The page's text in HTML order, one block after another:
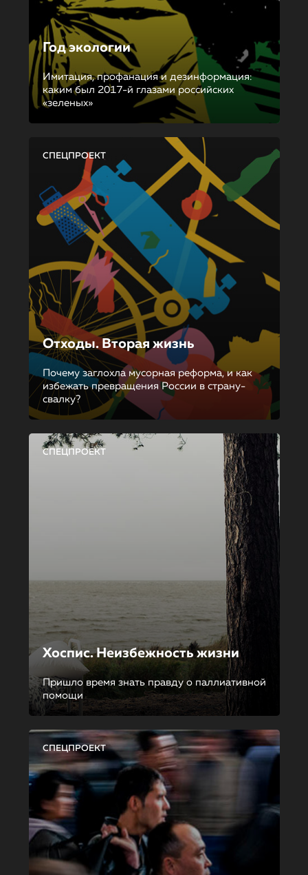
Год экологии
Имитация, профанация и дезинформация:
каким был 2017-й глазами российских
«зеленых»
СПЕЦПРОЕКТ
Отходы. Вторая жизнь
Почему заглохла мусорная реформа, и как
избежать превращения России в страну-
свалку?
СПЕЦПРОЕКТ
Хоспис. Неизбежность жизни
Пришло время знать правду о паллиативной
помощи
СПЕЦПРОЕКТ